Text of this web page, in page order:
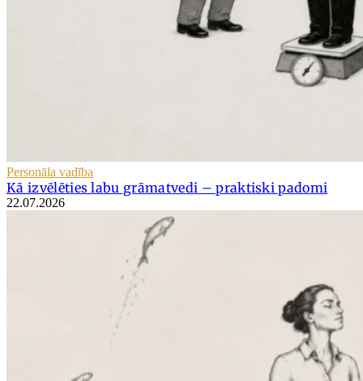
Personāla vadība
Kā izvēlēties labu grāmatvedi – praktiski padomi
22.07.2026